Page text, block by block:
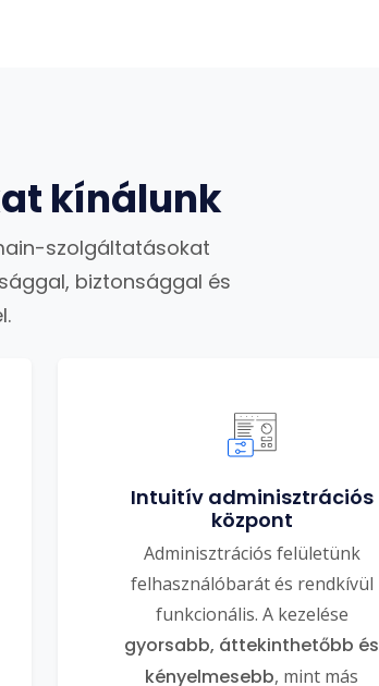
kínálunk
szolgáltatásokat
biztonsággal és
Intuitív adminisztrációs
központ
Adminisztrációs felületünk
felhasználóbarát és rendkívül
funkcionális. A kezelése
gyorsabb, áttekinthetőbb és
kényelmesebb, mint más